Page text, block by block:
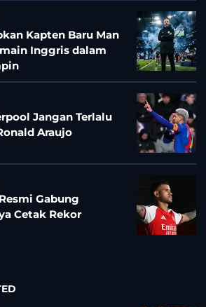
Kapten Baru Man
Inggris dalam
Jangan Terlalu
Araujo
Gabung
Cetak Rekor